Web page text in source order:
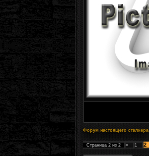
Форум настоящего сталкера
Страница 2 из 2 « 1 2